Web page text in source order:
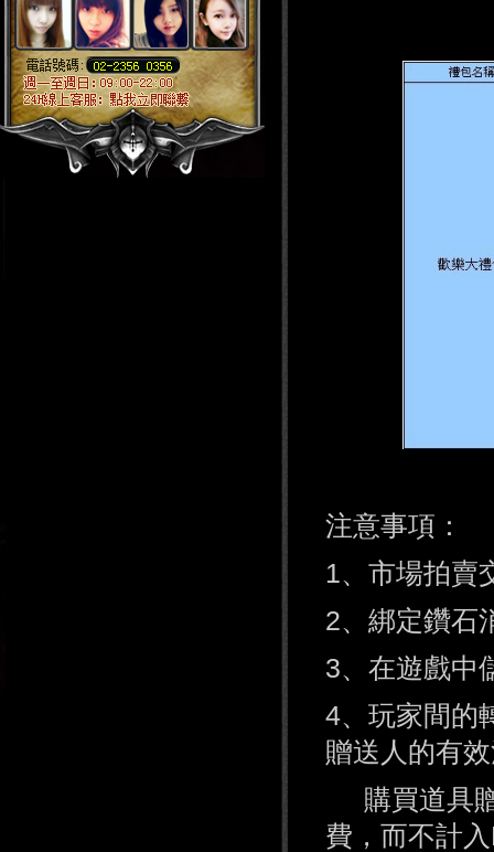
注意事項：
1、市場拍賣
2、綁定鑽石
3、在遊戲中
4、玩家間的
贈送人的有
購買道具贈
費，而不計